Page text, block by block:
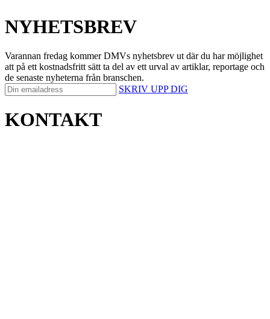
NYHETSBREV
Varannan fredag kommer DMVs nyhetsbrev ut där du har möjlighet
att på ett kostnadsfritt sätt ta del av ett urval av artiklar, reportage och
de senaste nyheterna från branschen.
SKRIV UPP DIG
KONTAKT